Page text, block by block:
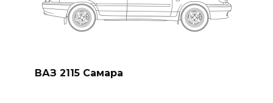
ВАЗ 2115 Самара